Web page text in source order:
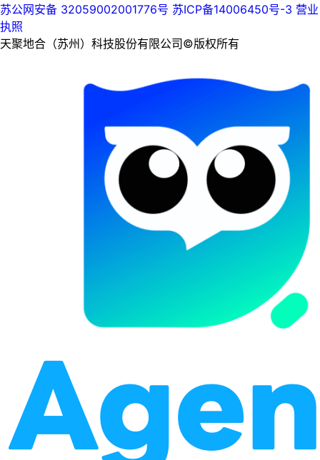
苏公网安备 32059002001776号 苏ICP备14006450号-3 营业
执照
天聚地合（苏州）科技股份有限公司©版权所有